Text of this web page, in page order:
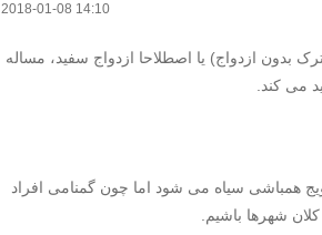
2018-01-08 14:10
ازدواج) یا اصطلاحا ازدواج سفید، مساله
می کند.
همباشی سیاه می شود اما چون گمنامی افراد
شهرها باشیم.